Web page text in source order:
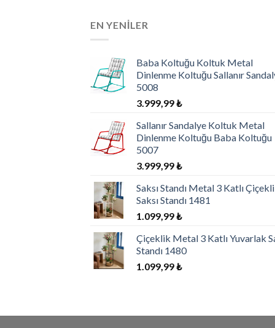
EN YENILER
Baba Koltuğu Koltuk Metal
Dinlenme Koltuğu Sallanır
5008
3.999,99₺
Sallanır Sandalye Koltuk Metal
Dinlenme Koltuğu Baba Koltuğu
5007
3.999,99₺
Saksı Standı Metal 3 Katlı
Saksı Standı 1481
1.099,99₺
Çiçeklik Metal 3 Katlı Yuvarlak
Standı 1480
1.099,99₺